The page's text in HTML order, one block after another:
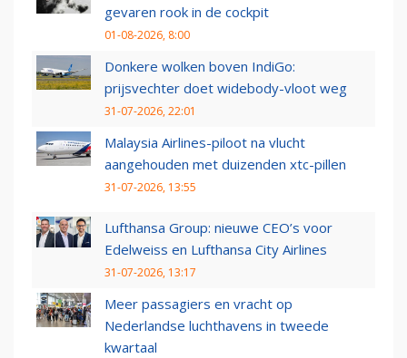
gevaren rook in de cockpit
01-08-2026, 8:00
Donkere wolken boven IndiGo:
prijsvechter doet widebody-vloot weg
31-07-2026, 22:01
Malaysia Airlines-piloot na vlucht
aangehouden met duizenden xtc-pillen
31-07-2026, 13:55
Lufthansa Group: nieuwe CEO’s voor
Edelweiss en Lufthansa City Airlines
31-07-2026, 13:17
Meer passagiers en vracht op
Nederlandse luchthavens in tweede
kwartaal